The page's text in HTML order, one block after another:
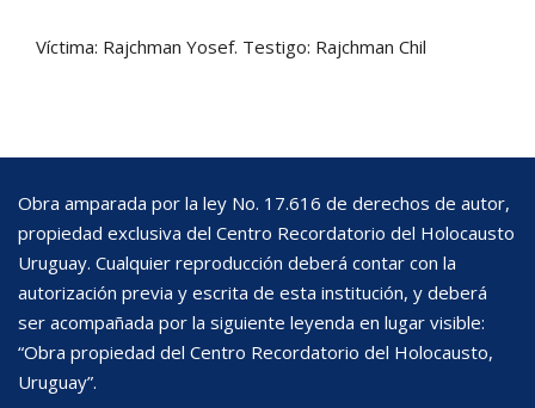
Víctima: Rajchman Yosef. Testigo: Rajchman Chil
Obra amparada por la ley No. 17.616 de derechos de autor,
propiedad exclusiva del Centro Recordatorio del Holocausto
Uruguay. Cualquier reproducción deberá contar con la
autorización previa y escrita de esta institución, y deberá
ser acompañada por la siguiente leyenda en lugar visible:
“Obra propiedad del Centro Recordatorio del Holocausto,
Uruguay”.